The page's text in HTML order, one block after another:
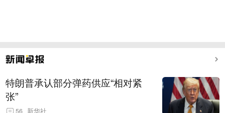
特朗普承认部分弹药供应“相对紧
张”
56 新华社